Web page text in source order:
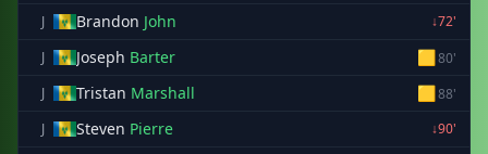
J
Brandon John
↓72'
J
Joseph Barter 🟨80'
J
Tristan Marshall 🟨88'
J
Steven Pierre
↓90'